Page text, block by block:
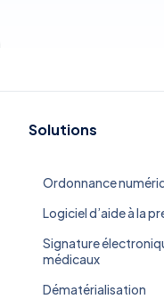
Solutions
Ordonnance
Logiciel d’aide à la
Signature
médicaux
Dématérialisation